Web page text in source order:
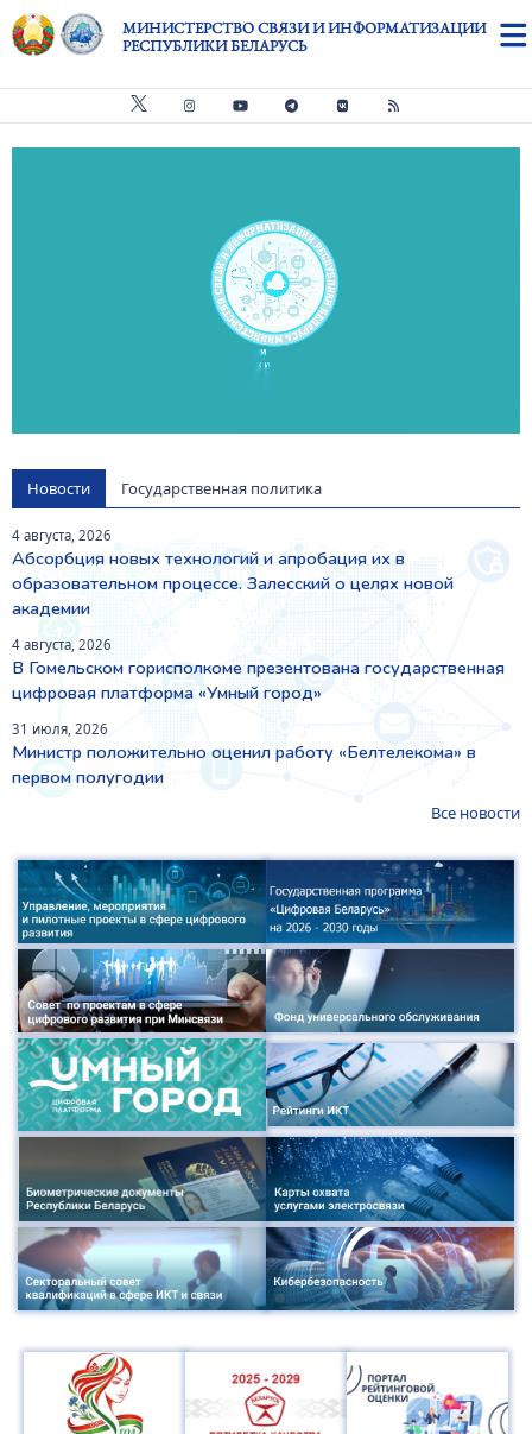
Перейти к основному содержанию
МИНИСТЕРСТВО СВЯЗИ И ИНФОРМАТИЗАЦИИ
РЕСПУБЛИКИ БЕЛАРУСЬ
Новости Государственная политика
4 августа, 2026
Абсорбция новых технологий и апробация их в
образовательном процессе. Залесский о целях новой
академии
4 августа, 2026
В Гомельском горисполкоме презентована государственная
цифровая платформа «Умный город»
31 июля, 2026
Министр положительно оценил работу «Белтелекома» в
первом полугодии
Все новости